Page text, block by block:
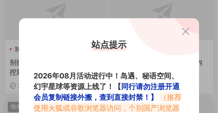
别拔虎牙
别拔虎牙怎么了，转入小雷达
挖到宝藏啦！
2026-06-06
别拔虎牙
别拔虎牙小雷达Ruida作品内
容，开始你的奇妙体验
2026-05-11
铁粉热点 铁粉热点
站点提示
2026年08月活动进行中！岛遇、秘语空间、
幻宇星球等资源上线了！【同行请勿注册开通
会员复制链接外搬，查到直接封禁！】
（推荐
使用火狐或谷歌浏览器访问，个别国产浏览器